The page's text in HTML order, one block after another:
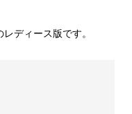
ディース版です。